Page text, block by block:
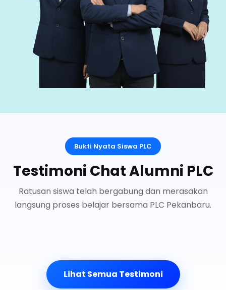
Bukti Nyata Siswa PLC
Testimoni Chat Alumni PLC
Ratusan siswa telah bergabung dan merasakan
langsung proses belajar bersama PLC Pekanbaru.
Lihat Semua Testimoni